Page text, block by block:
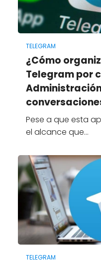
TELEGRAM
¿Cómo
Telegram por
Pese a que esta
el alcance que…
TELEGRAM